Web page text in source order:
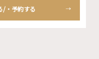
/・予約する